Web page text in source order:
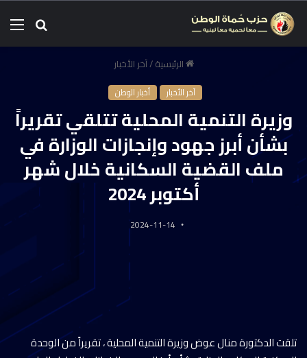
الرئيسية/آخر الأخبار
آخر الأخبار أخبار الوطن
وزيرة التنمية المحلية تتلقي تقريراً
بشأن أبرز جهود وإنجازات الوزارة في
ملف القضية السكانية خلال شهر
أكتوبر 2024
2024-11-14
تلقت الدكتورة منال عوض وزيرة التنمية المحلية ، تقريراً من الوحدة